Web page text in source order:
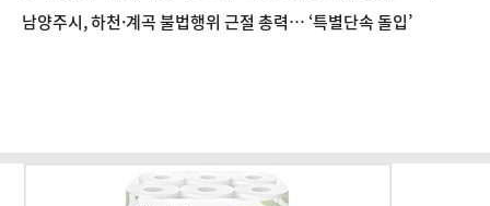
남양주시, 하천·계곡 불법행위 근절 총력… ‘특별단속 돌입’